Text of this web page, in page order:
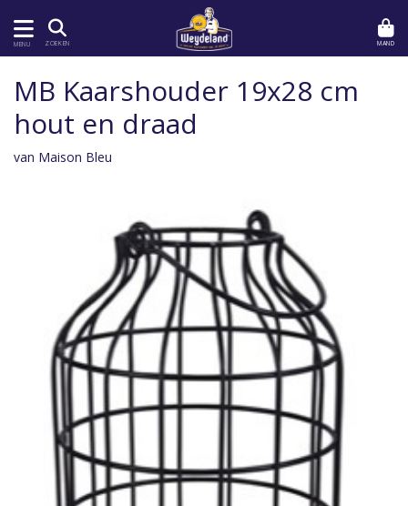
MENU ZOEKEN MAND
MB Kaarshouder 19x28 cm
hout en draad
van Maison Bleu